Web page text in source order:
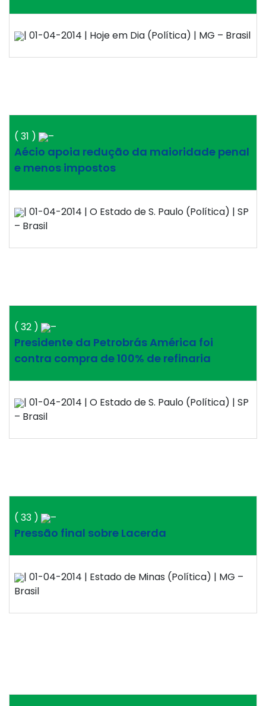
| 01-04-2014 | Hoje em Dia (Política) | MG – Brasil
( 31 ) –
Aécio apoia redução da maioridade penal
e menos impostos
| 01-04-2014 | O Estado de S. Paulo (Política) | SP
– Brasil
( 32 ) –
Presidente da Petrobrás América foi
contra compra de 100% de refinaria
| 01-04-2014 | O Estado de S. Paulo (Política) | SP
– Brasil
( 33 ) –
Pressão final sobre Lacerda
| 01-04-2014 | Estado de Minas (Política) | MG –
Brasil